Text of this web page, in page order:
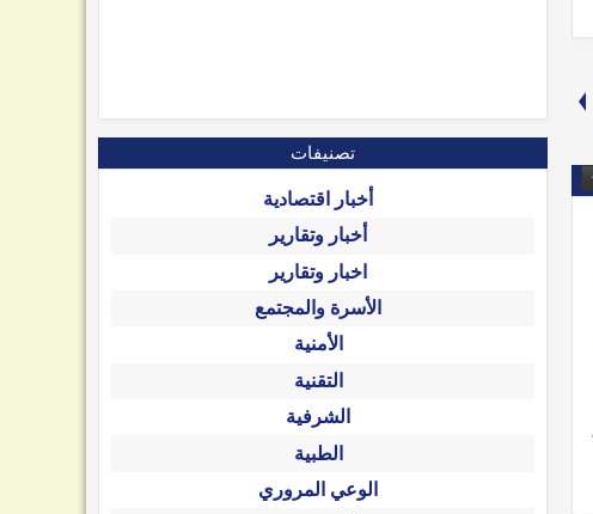
تصنيفات
أخبار اقتصادية
أخبار وتقارير
اخبار وتقارير
الأسرة والمجتمع
الأمنية
التقنية
الشرفية
الطبية
الوعي المروري